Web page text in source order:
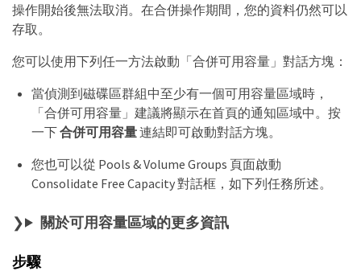
操作開始後無法取消。在合併操作期間，您的資料仍然可以
存取。
您可以使用下列任一方法啟動「合併可用容量」對話方塊：
當偵測到磁碟區群組中至少有一個可用容量區域時，
「合併可用容量」建議將顯示在首頁的通知區域中。按
一下合併可用容量連結即可啟動對話方塊。
您也可以從 Pools & Volume Groups 頁面啟動
Consolidate Free Capacity 對話框，如下列任務所述。
關於可用容量區域的更多資訊
步驟